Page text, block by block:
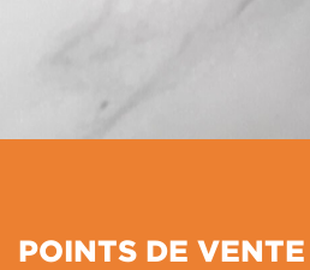
POINTS DE VENTE